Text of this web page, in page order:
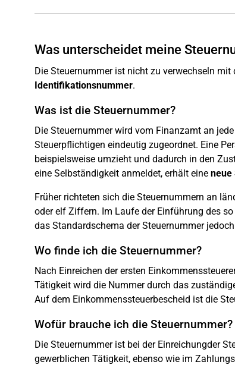
Was unterscheidet meine
Die Steuernummer ist nicht zu verwechseln mit
Identifikationsnummer.
Was ist die Steuernummer?
Die Steuernummer wird vom Finanzamt an
Steuerpflichtigen eindeutig zugeordnet. Eine
beispielsweise umzieht und dadurch in den
eine Selbständigkeit anmeldet, erhält eine neue
Früher richteten sich die Steuernummern an
oder elf Ziffern. Im Laufe der Einführung des
das Standardschema der Steuernummer
Wo finde ich die Steuernummer?
Nach Einreichen der ersten
Tätigkeit wird die Nummer durch das
Auf dem Einkommenssteuerbescheid ist die
Wofür brauche ich die Steuernummer?
Die Steuernummer ist bei der Einreichungder
gewerblichen Tätigkeit, ebenso wie im